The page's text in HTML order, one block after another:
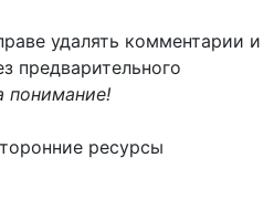
удалять комментарии и
предварительного
понимание!
ресурсы